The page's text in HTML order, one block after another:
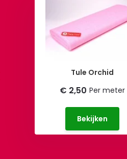
Tule Orchid
€ 2,50 Per meter
Bekijken